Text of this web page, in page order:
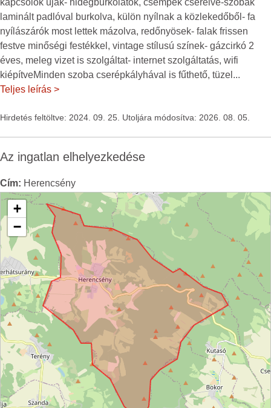
kapcsolók újak- hidegburkolatok, csempék cserélve-szobák
laminált padlóval burkolva, külön nyílnak a közlekedőből- fa
nyílászárók most lettek mázolva, redőnyösek- falak frissen
festve minőségi festékkel, vintage stílusú színek- gázcirkó 2
éves, meleg vizet is szolgáltat- internet szolgáltatás, wifi
kiépítveMinden szoba cserépkályhával is fűthető, tüzel ...
Teljes leírás >
Hirdetés feltöltve: 2024. 09. 25. Utoljára módosítva: 2026. 08. 05.
Az ingatlan elhelyezkedése
Cím: Herencsény
+
−